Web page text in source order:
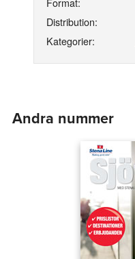
Distribution:
Kategorier:
Andra nummer